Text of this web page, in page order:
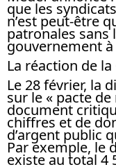
que les
n’est peut-être
patronales sans
gouvernement
La réaction de la
Le 28 février, la
sur le « pacte
document
chiffres et de
d’argent public
Par exemple, le
existe au total 4